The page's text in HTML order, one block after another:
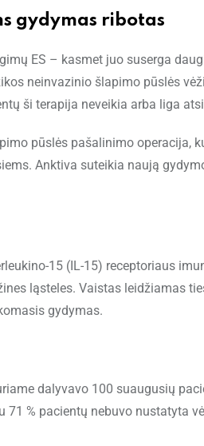
gydymas ribotas
ES – kasmet juo suserga
neinvazinio šlapimo pūslės
ši terapija neveikia arba liga
pūslės pašalinimo operacija,
Anktiva suteikia naują
15 (IL-15) receptoriaus
ląsteles. Vaistas leidžiamas
gydymas.
dalyvavo 100 suaugusių
% pacientų nebuvo nustatyta